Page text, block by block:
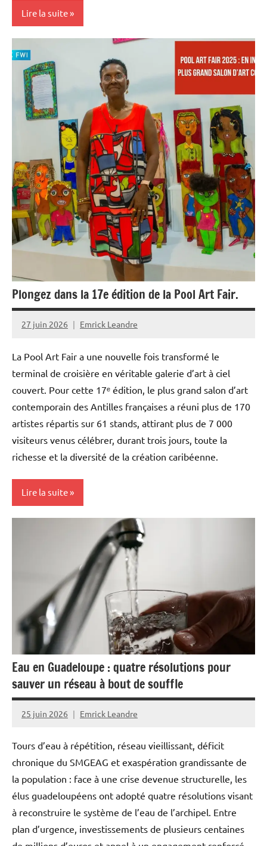
Lire la suite
Antilles-
Guyane
Blog
France
Guadeloupe
Interviews
Outremer
Santé
Société
Plongez dans la 17e édition de la Pool Art Fair.
27 juin 2026 Emrick Leandre
La Pool Art Fair a une nouvelle fois transformé le
terminal de croisière en véritable galerie d’art à ciel
couvert. Pour cette 17ᵉ édition, le plus grand salon d’art
contemporain des Antilles françaises a réuni plus de 170
artistes répartis sur 61 stands, attirant plus de 7 000
visiteurs venus célébrer, durant trois jours, toute la
richesse et la diversité de la création caribéenne.
Lire la suite
Culture
Guadeloupe
Outremer
Eau en Guadeloupe : quatre résolutions pour
sauver un réseau à bout de souffle
25 juin 2026 Emrick Leandre
Tours d’eau à répétition, réseau vieillissant, déficit
chronique du SMGEAG et exaspération grandissante de
la population : face à une crise devenue structurelle, les
élus guadeloupéens ont adopté quatre résolutions visant
à reconstruire le système de l’eau de l’archipel. Entre
plan d’urgence, investissements de plusieurs centaines